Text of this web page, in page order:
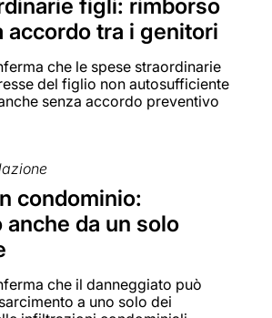
figli: rimborso
accordo tra i genitori
che le spese straordinarie
del figlio non autosufficiente
senza accordo preventivo
condominio:
da un solo
che il danneggiato può
a uno solo dei